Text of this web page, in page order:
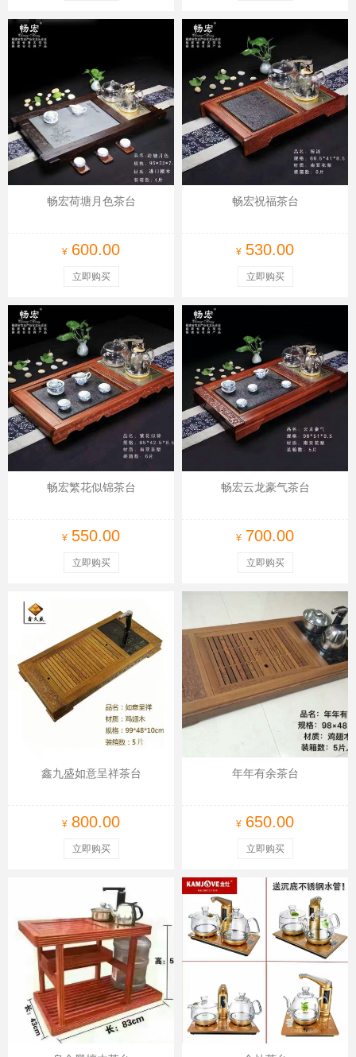
畅宏荷塘月色茶台
¥ 600.00
立即购买
畅宏祝福茶台
¥ 530.00
立即购买
畅宏繁花似锦茶台
¥ 550.00
立即购买
畅宏云龙豪气茶台
¥ 700.00
立即购买
鑫九盛如意呈祥茶台
¥ 800.00
立即购买
年年有余茶台
¥ 650.00
立即购买